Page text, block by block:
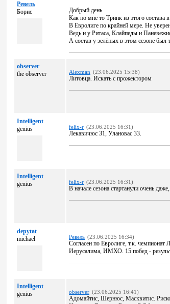
Ревель
Борис
Добрый день.
Как по мне то Тринк из этого состава
В Евролиге по крайней мере. Не
Ведь и у Ритаса, Клайпеды и
А состав у зелёных в этом сезоне был
observer
the observer
Alexman (23.06.2025 15:38)
Литовца. Искать с прожектором
Intelligent
genius
felix-r (23.06.2025 16:31)
Лекавичюс 31, Улановас 33.
Intelligent
genius
felix-r (23.06.2025 16:31)
В начале сезона стартанули очень
depytat
michael
Ревель (23.06.2025 16:34)
Согласен по Евролиге, т.к.
Иерусалима, ИМХО. 15 побед -
Intelligent
genius
observer (23.06.2025 16:41)
Адомайтис, Шернюс, Масквитис.